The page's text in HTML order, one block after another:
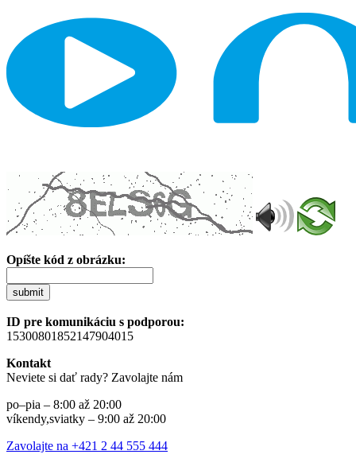
Opíšte kód z obrázku:
submit
ID pre komunikáciu s podporou:
15300801852147904015
Kontakt
Neviete si dať rady? Zavolajte nám
po–pia – 8:00 až 20:00
víkendy,sviatky – 9:00 až 20:00
Zavolajte na +421 2 44 555 444